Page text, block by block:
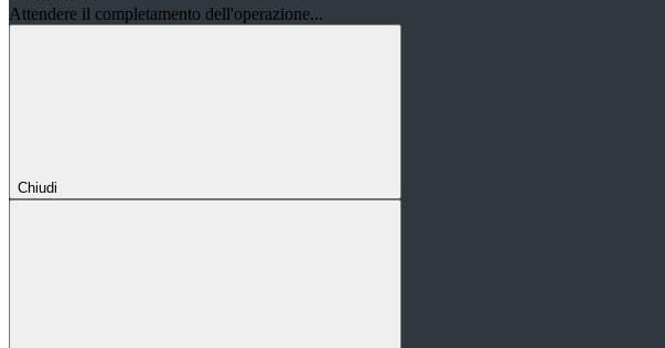
Attendere il completamento dell'operazione...
Chiudi